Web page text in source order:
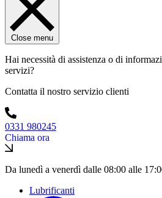
Close menu
Hai necessità di assistenza o di
servizi?
Contatta il nostro servizio clienti
0331 980245
Chiama ora
Da lunedì a venerdì dalle 08:00 alle
Lubrificanti